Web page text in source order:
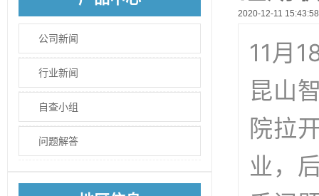
公司新闻
行业新闻
自查小组
问题解答
2020-12-11 15:43:58
11月
昆山
院拉
业，